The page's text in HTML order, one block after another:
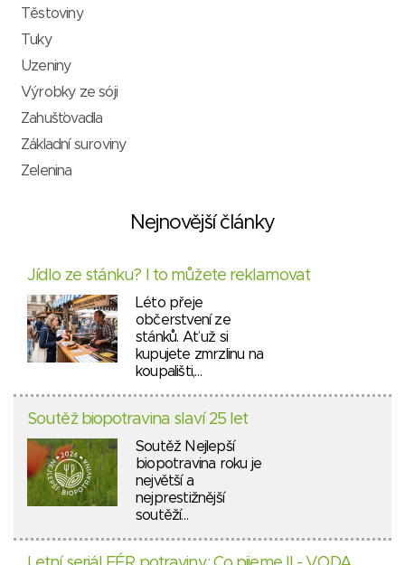
Těstoviny
Tuky
Uzeniny
Výrobky ze sóji
Zahušťovadla
Základní suroviny
Zelenina
Nejnovější články
Jídlo ze stánku? I to můžete reklamovat
Léto přeje
občerstvení ze
stánků. Ať už si
kupujete zmrzlinu na
koupališti,…
Soutěž biopotravina slaví 25 let
Soutěž Nejlepší
biopotravina roku je
největší a
nejprestižnější
soutěží…